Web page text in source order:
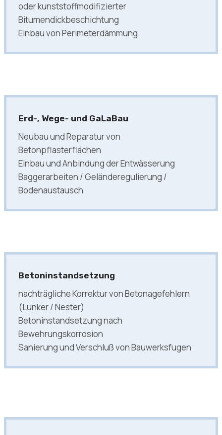
oder kunststoffmodifizierter
Bitumendickbeschichtung
Einbau von Perimeterdämmung
Erd-, Wege- und GaLaBau
Neubau und Reparatur von
Betonpflasterflächen
Einbau und Anbindung der Entwässerung
Baggerarbeiten / Geländeregulierung /
Bodenaustausch
Betoninstandsetzung
nachträgliche Korrektur von Betonagefehlern
(Lunker / Nester)
Betoninstandsetzung nach
Bewehrungskorrosion
Sanierung und Verschluß von Bauwerksfugen